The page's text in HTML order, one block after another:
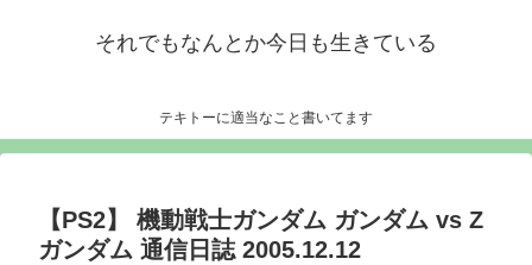
それでもなんとか今日も生きている
テキトーに適当なこと書いてます
【PS2】 機動戦士ガンダム ガンダム vs Z
ガンダム 通信日誌 2005.12.12